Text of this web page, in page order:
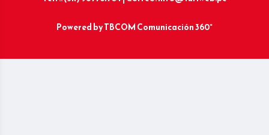
Powered byTBCOM Comunicación 360°